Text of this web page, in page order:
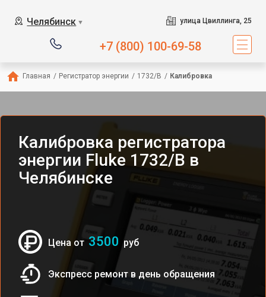
Челябинск ▼ улица Цвиллинга, 25
+7 (800) 100-69-58
Главная / Регистратор энергии / 1732/B / Калибровка
Калибровка регистратора
энергии Fluke 1732/B в
Челябинске
Цена от 3500 руб
Экспресс ремонт в день обращения